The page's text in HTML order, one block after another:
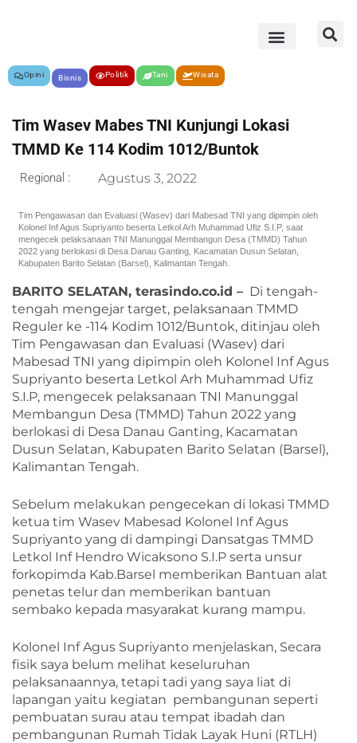
Opini Bisnis Politik Tani Wisata
Tim Wasev Mabes TNI Kunjungi Lokasi
TMMD Ke 114 Kodim 1012/Buntok
Regional : Agustus 3, 2022
Tim Pengawasan dan Evaluasi (Wasev) dari Mabesad TNI yang dipimpin oleh
Kolonel Inf Agus Supriyanto beserta Letkol Arh Muhammad Ufiz S.I.P, saat
mengecek pelaksanaan TNI Manunggal Membangun Desa (TMMD) Tahun
2022 yang berlokasi di Desa Danau Ganting, Kacamatan Dusun Selatan,
Kabupaten Barito Selatan (Barsel), Kalimantan Tengah.
BARITO SELATAN, terasindo.co.id – Di tengah-
tengah mengejar target, pelaksanaan TMMD
Reguler ke -114 Kodim 1012/Buntok, ditinjau oleh
Tim Pengawasan dan Evaluasi (Wasev) dari
Mabesad TNI yang dipimpin oleh Kolonel Inf Agus
Supriyanto beserta Letkol Arh Muhammad Ufiz
S.I.P, mengecek pelaksanaan TNI Manunggal
Membangun Desa (TMMD) Tahun 2022 yang
berlokasi di Desa Danau Ganting, Kacamatan
Dusun Selatan, Kabupaten Barito Selatan (Barsel),
Kalimantan Tengah.
Sebelum melakukan pengecekan di lokasi TMMD
ketua tim Wasev Mabesad Kolonel Inf Agus
Supriyanto yang di dampingi Dansatgas TMMD
Letkol Inf Hendro Wicaksono S.I.P serta unsur
forkopimda Kab.Barsel memberikan Bantuan alat
penetas telur dan memberikan bantuan
sembako kepada masyarakat kurang mampu.
Kolonel Inf Agus Supriyanto menjelaskan, Secara
fisik saya belum melihat keseluruhan
pelaksanaannya, tetapi tadi yang saya liat di
lapangan yaitu kegiatan pembangunan seperti
pembuatan surau atau tempat ibadah dan
pembangunan Rumah Tidak Layak Huni (RTLH)